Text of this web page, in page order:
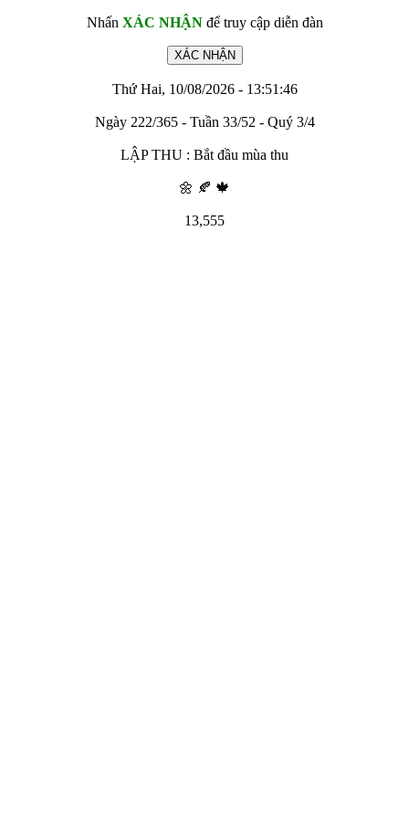
Nhấn XÁC NHẬNđể truy cập diễn đàn
Thứ Hai, 10/08/2026 - 13:51:46
Ngày 222/365 - Tuần 33/52 - Quý 3/4
LẬP THU : Bắt đầu mùa thu
🌼 🍂 🍁
13,555